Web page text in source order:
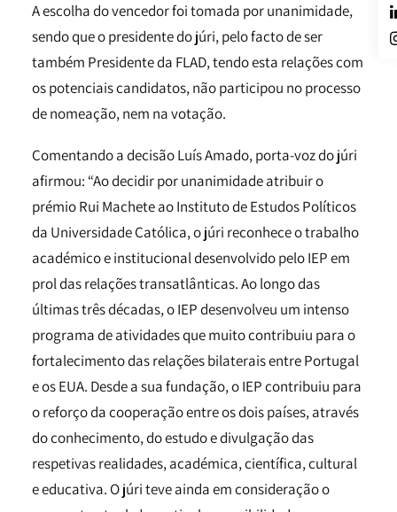
A escolha do vencedor foi tomada por unanimidade,
sendo que o presidente do júri, pelo facto de ser
também Presidente da FLAD, tendo esta relações com
os potenciais candidatos, não participou no processo
de nomeação, nem na votação.
Comentando a decisão Luís Amado, porta-voz do júri
afirmou: “Ao decidir por unanimidade atribuir o
prémio Rui Machete ao Instituto de Estudos Políticos
da Universidade Católica, o júri reconhece o trabalho
académico e institucional desenvolvido pelo IEP em
prol das relações transatlânticas. Ao longo das
últimas três décadas, o IEP desenvolveu um intenso
programa de atividades que muito contribuiu para o
fortalecimento das relações bilaterais entre Portugal
e os EUA. Desde a sua fundação, o IEP contribuiu para
o reforço da cooperação entre os dois países, através
do conhecimento, do estudo e divulgação das
respetivas realidades, académica, científica, cultural
e educativa. O júri teve ainda em consideração o